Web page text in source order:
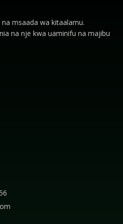
msaada wa kitaalamu.
na nje kwa uaminifu na majibu